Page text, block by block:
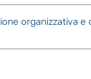
organizzativa e